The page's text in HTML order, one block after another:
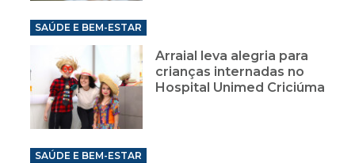
SAÚDE E BEM-ESTAR
Arraial leva alegria para
crianças internadas no
Hospital Unimed Criciúma
SAÚDE E BEM-ESTAR